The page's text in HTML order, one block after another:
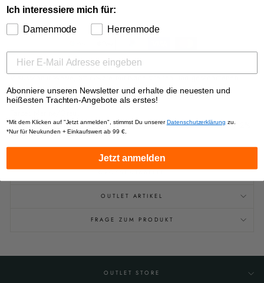
AUSVERKAUFT
V-Ausschnitt Weste, Strickware mit Nadelstreifen und geschnittenen
Kanten, Logoknöpfe.
Bei Gr. 48/50 beträgt die Länge 58 cm.
Material: 38% Viscose / 30% Acryl / 16% Polyester / 14% Wolle / 2%
Elastan.
GRÖSSENTABELLE
OUTLET ARTIKEL
FRAGE ZUM PRODUKT
OUTLET STORE
Ich interessiere mich für:
Damenmode
Herrenmode
Abonniere unseren Newsletter und erhalte die neuesten und
heißesten Trachten-Angebote als erstes!
*Mit dem Klicken auf "Jetzt anmelden", stimmst Du unsererDatenschutzerklärung zu.
*Nur für Neukunden + Einkaufswert ab 99 €.
Jetzt anmelden